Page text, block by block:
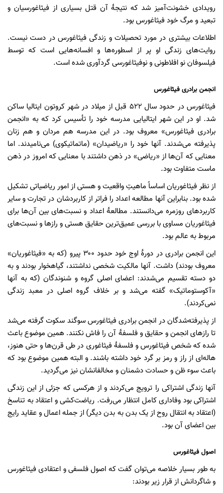
رویدادی خشونت‌آمیز شد که نتیجۀ آن قتل بسیاری از فیثاغورسیان و
تبعید و مرگ خود فیثاغورس بود.
اطلاعات بیشتری در مورد تحصیلات و زندگی فیثاغورس در دست نیست.
روایت‌های زندگی او پر از اسطوره‌ها و افسانه‌هایی است که توسط
فیلسوفان نو افلاطونی و نوفیثاغورسی گردآوری شده است.
انجمن برادری فیثاغورس
فیثاغورس در حدود سال ۵۲۲ قبل از میلاد در شهر کروتون ایتالیا ساکن
شد. او در این شهر ایتالیایی مدرسه خود را تأسیس کرد که به «انجمن
برادری فیثاغورس» معروف بود. در این مدرسه هم مردان و هم زنان
پذیرفته می‌شدند. آنها خود را «ریاضیدان» (ماتماتیکوی) می‌نامیدند. اما
معنایی که آن‌ها از «ریاضی» در ذهن داشتند با معنایی که امروز در ذهن
ماست متفاوت بود.
از نظر فیثاغوریان اساساً ماهیتِ واقعیت و هستی از امور ریاضیاتی تشکیل
شده بود. بنابراین آنها مطالعه اعداد را فراتر از کاربردشان در تجارت و سایر
کاربردهای روزمره می‌دانستند. مطالعۀ اعداد و نسبت‌های بین آن‌ها برای
فیثاغوریان مساوی با بررسی عمیق‌ترین حقایق هستی و رازها و نسبت‌های
مربوط به عالم بود.
این انجمن برادری در دورۀ اوج خود حدود ۳۰۰ پیرو (که به «فیثاغوریان»
معروف بودند) داشت. آنها مالکیت شخصی نداشتند، گیاهخوار بودند و به
دو دسته تقسیم می‌شدند: اعضای اصلی گروه و شنوندگان (که به آنها
«آکوستوماتیک» گفته می‌شد و بر خلاف گروه اصلی در معبد زندگی
نمی‌کردند).
از پذیرفته‌شدگان در انجمن برادری فیثاغورس سوگند سکوت گرفته می‌شد
تا رازهای انجمن و حقایق و فلسفۀ آن را فاش نکنند. همین موضوع باعث
شده که شخص فیثاغورس و فلسفۀ فیثاغوری در طی قرن‌ها و حتی هنوز،
هاله‌ای از راز و رمز بر گرد خود داشته باشند. و البته همین موضوع بود که
باعث سوء ظن و حسادت دشمنان و مخالفانشان نیز می‌گردید.
آنها زندگی اشتراکی را ترویج می‌کردند و از هرکسی که جزئی از این زندگی
اشتراکی بود وفاداری کامل انتظار می‌رفت. ریاضت‌کشی و اعتقاد به تناسخ
(اعتقاد به انتقال روح از یک بدن به بدن دیگر) از جمله اعمال و عقاید رایج
بین اعضای آن بود.
اصول فیثاغورس
به طور بسیار خلاصه می‌توان گفت که اصول فلسفی و اعتقادی فیثاغورس
و شاگردانش از قرار زیر بودند: